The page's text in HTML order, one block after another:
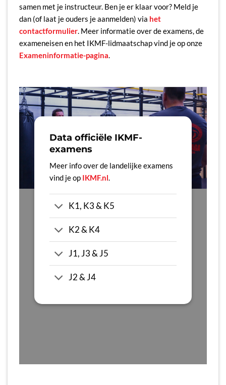
samen met je instructeur. Ben je er klaar voor? Meld je
dan (of laat je ouders je aanmelden) via het
contactformulier. Meer informatie over de examens, de
exameneisen en het IKMF-lidmaatschap vind je op onze
Exameninformatie-pagina.
Data officiële IKMF-
examens
Meer info over de landelijke examens
vind je op IKMF.nl.
K1, K3 & K5
K2 & K4
J1, J3 & J5
J2 & J4